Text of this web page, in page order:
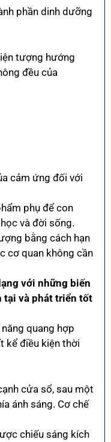
phần dinh dưỡng
tượng hướng
đều của
cảm ứng đối với
phụ để con
và đời sống.
bằng cách hạn
cơ quan không cần
với những biến
tại và phát triển tốt
quang hợp
kể điều kiện thời
cửa sổ, sau một
ánh sáng. Cơ chế
chiếu sáng kích